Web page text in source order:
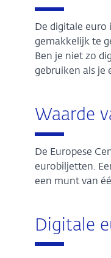
De digitale euro
gemakkelijk te
Ben je niet zo
gebruiken als je
Waarde
De Europese
eurobiljetten.
een munt van
Digitale